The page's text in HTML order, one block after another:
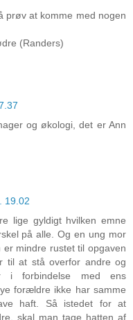
prøv at komme med nogen
(Randers)
og økologi, det er Ann
19.02
lige gyldigt hvilken emne
på alle. Og en ung mor
mindre rustet til opgaven
til at stå overfor andre og
i forbindelse med ens
forældre ikke har samme
haft. Så istedet for at
skal man tage hatten af